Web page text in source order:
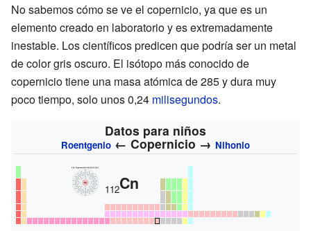
No sabemos cómo se ve el copernicio, ya que es un
elemento creado en laboratorio y es extremadamente
inestable. Los científicos predicen que podría ser un metal
de color gris oscuro. El isótopo más conocido de
copernicio tiene una masa atómica de 285 y dura muy
poco tiempo, solo unos 0,24 milisegundos.
Datos para niños
Roentgenio← Copernicio → Nihonio
112Cn